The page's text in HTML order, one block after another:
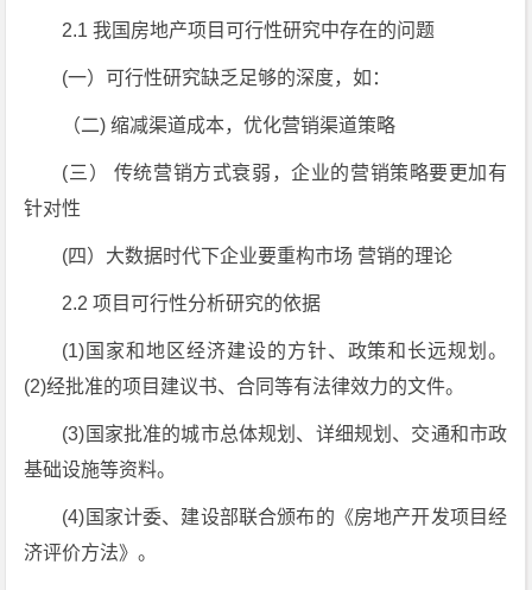
2.1 我国房地产项目可行性研究中存在的问题
(一）可行性研究缺乏足够的深度，如：
（二) 缩减渠道成本，优化营销渠道策略
(三） 传统营销方式衰弱，企业的营销策略要更加有
针对性
(四）大数据时代下企业要重构市场 营销的理论
2.2 项目可行性分析研究的依据
(1)国家和地区经济建设的方针、政策和长远规划。
(2)经批准的项目建议书、合同等有法律效力的文件。
(3)国家批准的城市总体规划、详细规划、交通和市政
基础设施等资料。
(4)国家计委、建设部联合颁布的《房地产开发项目经
济评价方法》。